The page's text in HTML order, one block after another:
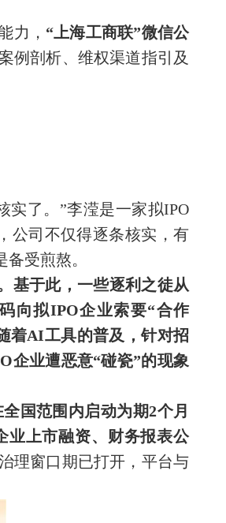
力， “上海工商联”微信公
例剖析、维权渠道指引及
实了。”李滢是一家拟IPO
公司不仅得逐条核实，有
受煎熬。
基于此，一些逐利之徒从
向拟IPO企业索要“合作
着AI工具的普及，针对招
企业遭恶意“碰瓷”的现象
国范围内启动为期2个月
业上市融资、财务报表公
理窗口期已打开，平台与